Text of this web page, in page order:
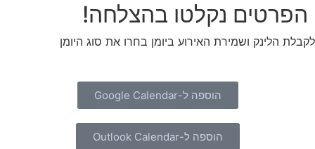
הפרטים נקלטו בהצלחה!
לקבלת הלינק ושמירת האירוע ביומן בחרו את סוג היומן
הוספה ל-Google Calendar
הוספה ל-Outlook Calendar